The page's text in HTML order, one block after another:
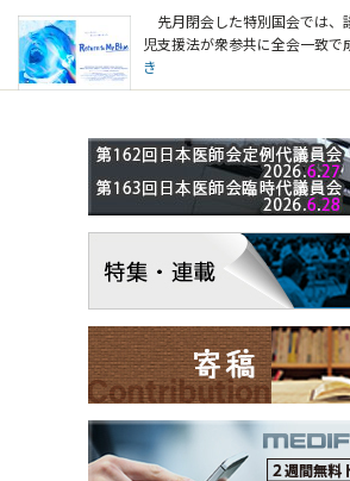
先月閉会した特別国会では、
児支援法が衆参共に全会一致で
き